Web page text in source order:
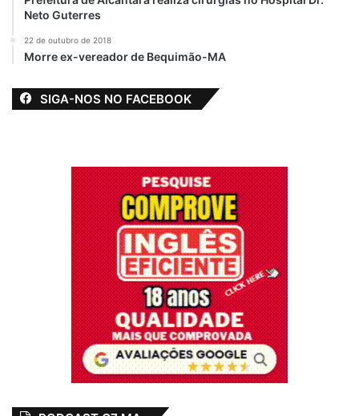
Em "PINHEIRO-MA"
suicidou; conclui
Em "POLÍCIA"
A Última
Oportunidade do
Em "ARTIGO"
Ataques Bolsonato Ceará
destaque Força Nacional Violência
Neto Guterres
22 de outubro de 2018
Morre ex-vereador de Bequimão-MA
SIGA-NOS NO FACEBOOK